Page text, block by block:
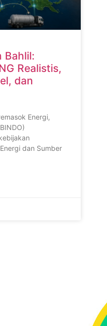
Bahlil:
Realistis,
dan
Energi,
dan Sumber